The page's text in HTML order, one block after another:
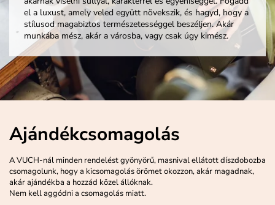
el a luxust, amely veled együtt növekszik, és hagyd, hogy a
stílusod magabiztos természetességgel beszéljen. Akár
munkába mész, akár a városba, vagy csak úgy kimész.
Ajándékcsomagolás
A VUCH-nál minden rendelést gyönyörű, masnival ellátott díszdobozba
csomagolunk, hogy a kicsomagolás örömet okozzon, akár magadnak,
akár ajándékba a hozzád közel állóknak.
Nem kell aggódni a csomagolás miatt.